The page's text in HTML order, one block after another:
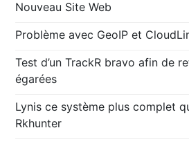
Nouveau Site Web
Problème avec GeoIP et
Test d’un TrackR bravo afin de
égarées
Lynis ce système plus complet
Rkhunter